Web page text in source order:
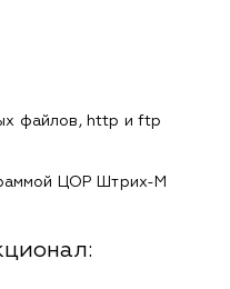
файлов, http и ftp
ЦОР Штрих-М